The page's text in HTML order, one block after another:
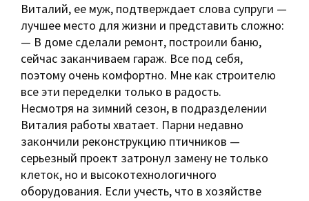
Виталий, ее муж, подтверждает слова супруги —
лучшее место для жизни и представить сложно:
— В доме сделали ремонт, построили баню,
сейчас заканчиваем гараж. Все под себя,
поэтому очень комфортно. Мне как строителю
все эти переделки только в радость.
Несмотря на зимний сезон, в подразделении
Виталия работы хватает. Парни недавно
закончили реконструкцию птичников —
серьезный проект затронул замену не только
клеток, но и высокотехнологичного
оборудования. Если учесть, что в хозяйстве